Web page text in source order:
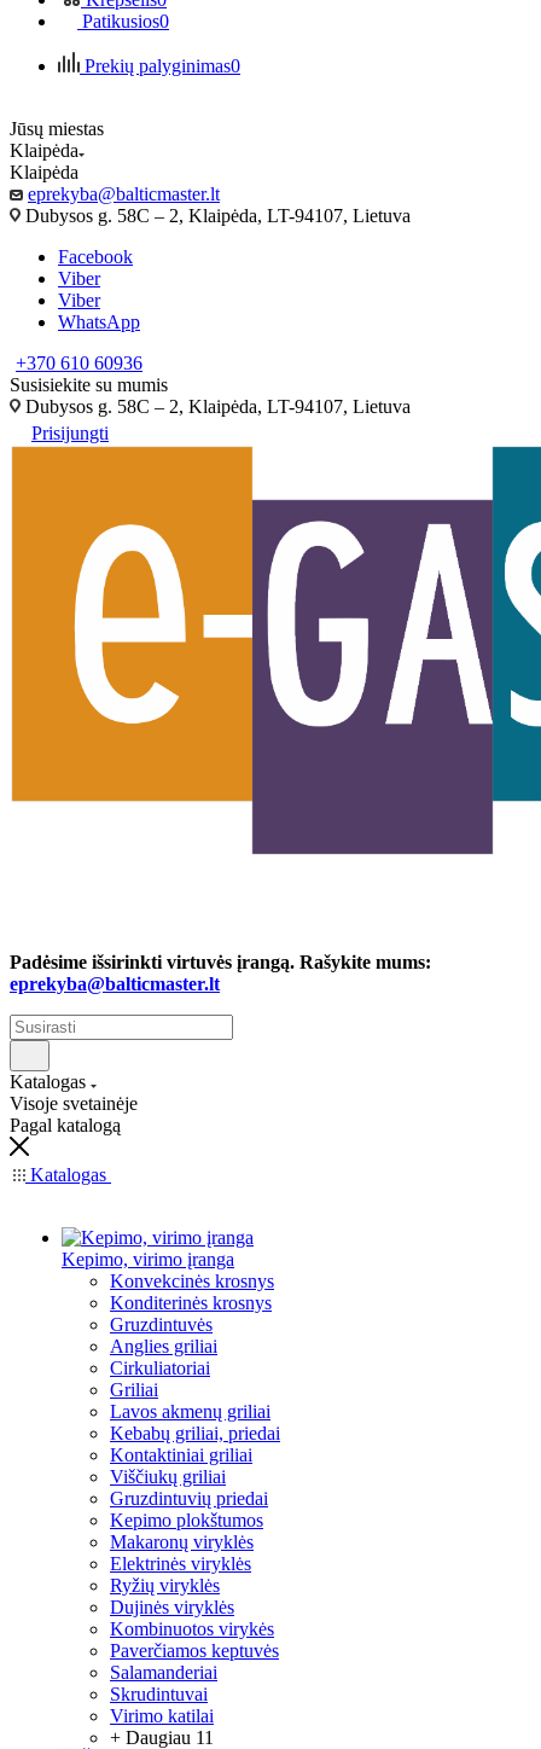
Patikusios0
Prekių palyginimas0
Jūsų miestas
Klaipėda
Klaipėda
eprekyba@balticmaster.lt
Dubysos g. 58C – 2, Klaipėda, LT-94107, Lietuva
Facebook
Viber
Viber
WhatsApp
+370 610 60936
Susisiekite su mumis
Dubysos g. 58C – 2, Klaipėda, LT-94107, Lietuva
Prisijungti
Padėsime išsirinkti virtuvės įrangą. Rašykite mums:
eprekyba@balticmaster.lt
Katalogas
Visoje svetainėje
Pagal katalogą
Katalogas
Kepimo, virimo įranga
Konvekcinės krosnys
Konditerinės krosnys
Gruzdintuvės
Anglies griliai
Cirkuliatoriai
Griliai
Lavos akmenų griliai
Kebabų griliai, priedai
Kontaktiniai griliai
Viščiukų griliai
Gruzdintuvių priedai
Kepimo plokštumos
Makaronų viryklės
Elektrinės viryklės
Ryžių viryklės
Dujinės viryklės
Kombinuotos virykės
Paverčiamos keptuvės
Salamanderiai
Skrudintuvai
Virimo katilai
+ Daugiau 11